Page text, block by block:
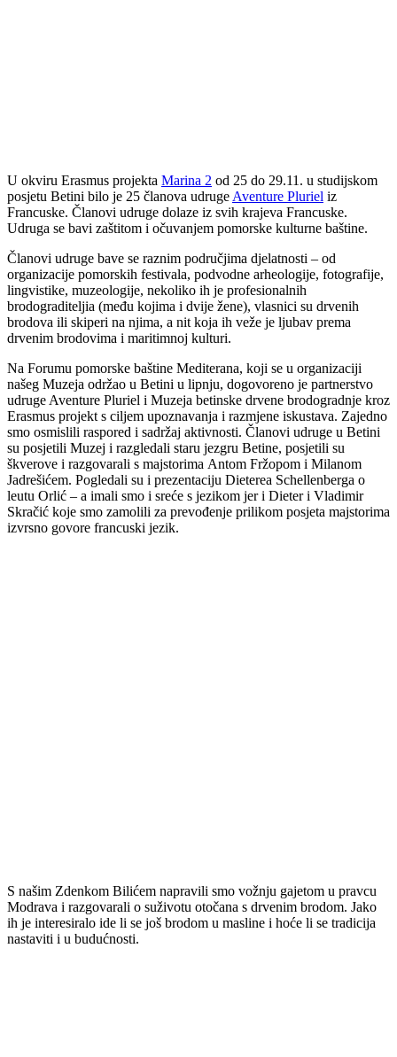
U okviru Erasmus projekta Marina 2 od 25 do 29.11. u studijskom
posjetu Betini bilo je 25 članova udruge Aventure Pluriel iz
Francuske. Članovi udruge dolaze iz svih krajeva Francuske.
Udruga se bavi zaštitom i očuvanjem pomorske kulturne baštine.
Članovi udruge bave se raznim područjima djelatnosti – od
organizacije pomorskih festivala, podvodne arheologije, fotografije,
lingvistike, muzeologije, nekoliko ih je profesionalnih
brodograditeljia (među kojima i dvije žene), vlasnici su drvenih
brodova ili skiperi na njima, a nit koja ih veže je ljubav prema
drvenim brodovima i maritimnoj kulturi.
Na Forumu pomorske baštine Mediterana, koji se u organizaciji
našeg Muzeja održao u Betini u lipnju, dogovoreno je partnerstvo
udruge Aventure Pluriel i Muzeja betinske drvene brodogradnje kroz
Erasmus projekt s ciljem upoznavanja i razmjene iskustava. Zajedno
smo osmislili raspored i sadržaj aktivnosti. Članovi udruge u Betini
su posjetili Muzej i razgledali staru jezgru Betine, posjetili su
škverove i razgovarali s majstorima Antom Fržopom i Milanom
Jadrešićem. Pogledali su i prezentaciju Dieterea Schellenberga o
leutu Orlić – a imali smo i sreće s jezikom jer i Dieter i Vladimir
Skračić koje smo zamolili za prevođenje prilikom posjeta majstorima
izvrsno govore francuski jezik.
S našim Zdenkom Bilićem napravili smo vožnju gajetom u pravcu
Modrava i razgovarali o suživotu otočana s drvenim brodom. Jako
ih je interesiralo ide li se još brodom u masline i hoće li se tradicija
nastaviti i u budućnosti.